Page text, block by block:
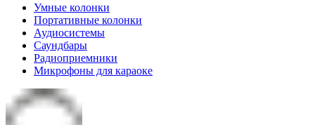
Умные колонки
Портативные колонки
Аудиосистемы
Саундбары
Радиоприемники
Микрофоны для караоке